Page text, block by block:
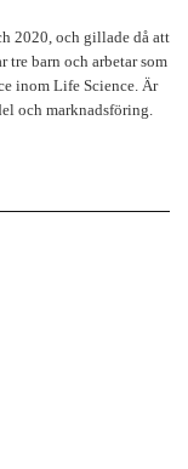
2020, och gillade då att
tre barn och arbetar som
inom Life Science. Är
och marknadsföring.